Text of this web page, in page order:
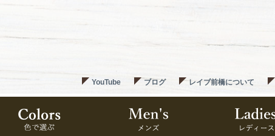
YouTube ブログ レイブ前橋について